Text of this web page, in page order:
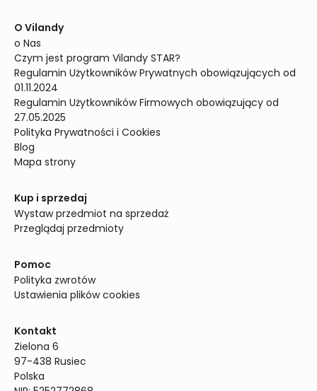
O Vilandy
o Nas
Czym jest program Vilandy STAR?
Regulamin Użytkowników Prywatnych obowiązujących od
01.11.2024
Regulamin Użytkowników Firmowych obowiązujący od
27.05.2025
Polityka Prywatności i Cookies
Blog
Mapa strony
Kup i sprzedaj
Wystaw przedmiot na sprzedaż
Przeglądaj przedmioty
Pomoc
Polityka zwrotów
Ustawienia plików cookies
Kontakt
Zielona 6
97-438 Rusiec
Polska